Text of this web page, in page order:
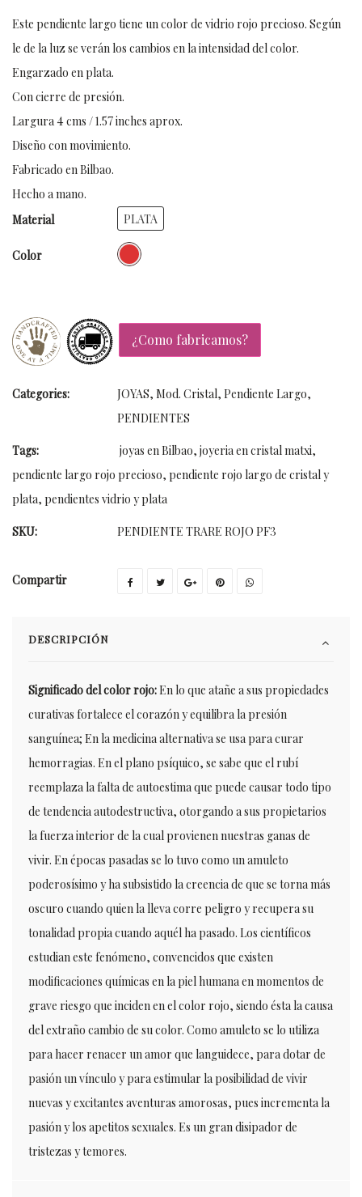
Este pendiente largo tiene un color de vidrio rojo precioso. Según
le de la luz se verán los cambios en la intensidad del color.
Engarzado en plata.
Con cierre de presión.
Largura 4 cms / 1.57 inches aprox.
Diseño con movimiento.
Fabricado en Bilbao.
Hecho a mano.
Material
PLATA
Color
¿Como fabricamos?
Categories: JOYAS, Mod. Cristal, Pendiente Largo,
PENDIENTES
Tags: joyas en Bilbao, joyeria en cristal matxi,
pendiente largo rojo precioso, pendiente rojo largo de cristal y
plata, pendientes vidrio y plata
SKU: PENDIENTE TRARE ROJO PF3
Compartir
DESCRIPCIÓN
Significado del color rojo:En lo que atañe a sus propiedades
curativas fortalece el corazón y equilibra la presión
sanguínea; En la medicina alternativa se usa para curar
hemorragias. En el plano psíquico, se sabe que el rubí
reemplaza la falta de autoestima que puede causar todo tipo
de tendencia autodestructiva, otorgando a sus propietarios
la fuerza interior de la cual provienen nuestras ganas de
vivir. En épocas pasadas se lo tuvo como un amuleto
poderosísimo y ha subsistido la creencia de que se torna más
oscuro cuando quien la lleva corre peligro y recupera su
tonalidad propia cuando aquél ha pasado. Los científicos
estudian este fenómeno, convencidos que existen
modificaciones químicas en la piel humana en momentos de
grave riesgo que inciden en el color rojo, siendo ésta la causa
del extraño cambio de su color. Como amuleto se lo utiliza
para hacer renacer un amor que languidece, para dotar de
pasión un vínculo y para estimular la posibilidad de vivir
nuevas y excitantes aventuras amorosas, pues incrementa la
pasión y los apetitos sexuales. Es un gran disipador de
tristezas y temores.